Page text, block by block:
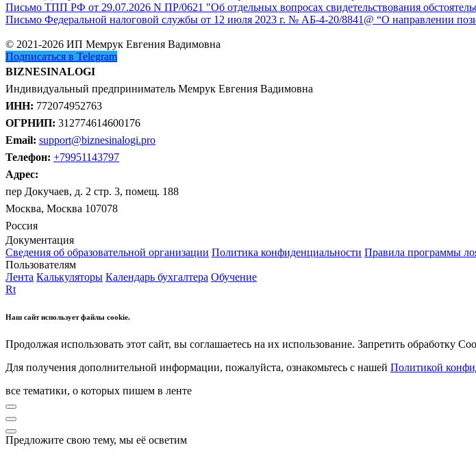
Письмо ТПП РФ от 29.07.2026 N ПР/0621 "Об отдельных вопросах свидетельствования
Письмо Федеральной налоговой службы от 12 июля 2023 г. № АБ-4-20/8841@ “О направлении
© 2021-2026 ИП Мемрук Евгения Вадимовна
Подписаться в Telegram
BIZNESINALOGI
Индивидуальный предприниматель Мемрук Евгения Вадимовна
ИНН: 772074952763
ОГРНИП: 312774614600176
Email: support@biznesinalogi.pro
Телефон: +79951143797
Адрес:
пер Докучаев, д. 2 стр. 3, помещ. 188
Москва, Москва 107078
Россия
Документация
Сведения об образовательной организации Политика конфиденциальности Правила программы
Пользователям
Лента Калькуляторы Календарь бухгалтера Обучение
Rt
Наш сайт использует файлы cookie.
Продолжая использовать этот сайт, вы соглашаетесь на их использование. Запретить обработку
Для получения дополнительной информации, пожалуйста, ознакомьтесь с нашей Политикой
все тематики, о которых пишем в ленте
Предложите свою тему, мы её осветим